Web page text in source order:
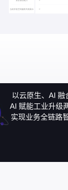
以云原生、AI 融
AI 赋能工业升级
实现业务全链路